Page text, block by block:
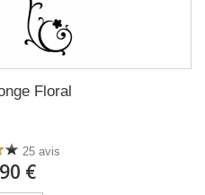
Floral
25 avis
€